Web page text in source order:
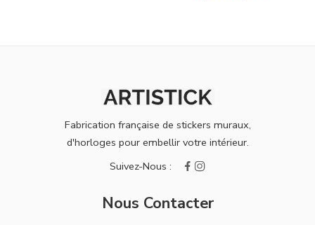
Fabrication française de stickers muraux,
d'horloges pour embellir votre intérieur.
Nous Contacter